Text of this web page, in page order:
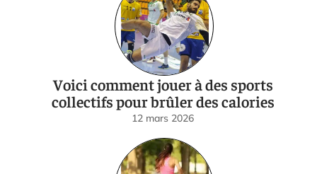
Voici comment jouer à des sports
collectifs pour brûler des calories
12 mars 2026